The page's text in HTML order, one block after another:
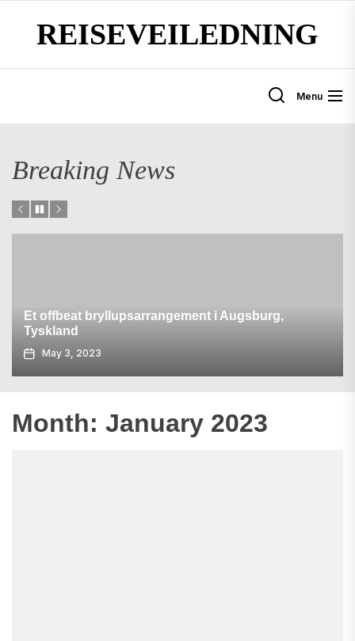
content
REISEVEILEDNING
Menu
Breaking News
Et offbeat bryllupsarrangement i Augsburg,
Tyskland
May 3, 2023
Month: January 2023